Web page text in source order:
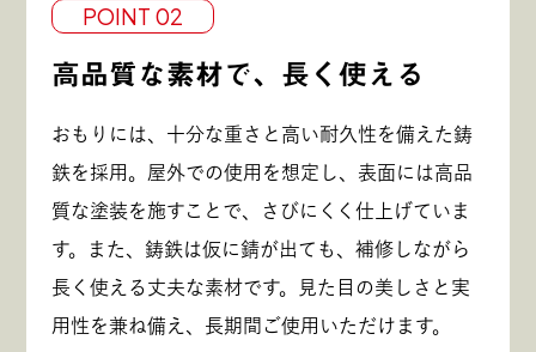
POINT 02
高品質な素材で、長く使える
おもりには、十分な重さと高い耐久性を備えた鋳
鉄を採用。屋外での使用を想定し、表面には高品
質な塗装を施すことで、さびにくく仕上げていま
す。また、鋳鉄は仮に錆が出ても、補修しながら
長く使える丈夫な素材です。見た目の美しさと実
用性を兼ね備え、長期間ご使用いただけます。